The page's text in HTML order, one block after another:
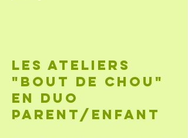
Les ateliers
"bout de chou"
en duo
parent/enfant